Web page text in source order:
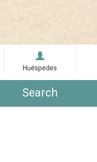
Huéspedes
Search